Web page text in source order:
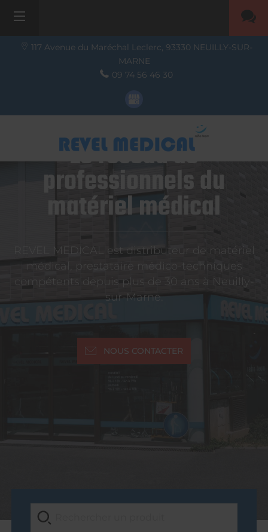
117 Avenue du Maréchal Leclerc, 93330 NEUILLY-SUR-
MARNE
09 74 56 46 30
Le réseau de
professionnels du
matériel médical
REVEL MEDICAL est distributeur de matériel
médical, prestataire médico-techniques
compétents depuis plus de 30 ans à Neuilly-
sur-Marne.
NOUS CONTACTER